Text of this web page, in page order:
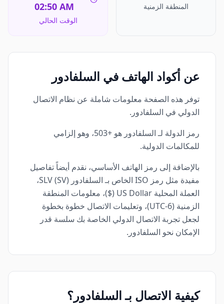
المنطقة الزمنية
02:50 AM
الوقت الحالي
عن أكواد الهاتف في السلفادور
توفر هذه الصفحة معلومات شاملة عن نظام الاتصال
الدولي في السلفادور.
رمز الدولة لـ السلفادور هو +503، وهو إلزامي
للمكالمات الدولية.
بالإضافة إلى رمز الهاتف الأساسي، نقدم أيضاً تفاصيل
مفيدة مثل رمز ISO الخاص بـ السلفادور (SV) SLV،
العملة المحلية US Dollar ($)، معلومات المنطقة
الزمنية (UTC-6)، وتعليمات الاتصال خطوة بخطوة
لجعل تجربة الاتصال الدولي الخاصة بك سلسة قدر
الإمكان نحو السلفادور.
كيفية الاتصال بـ السلفادور؟